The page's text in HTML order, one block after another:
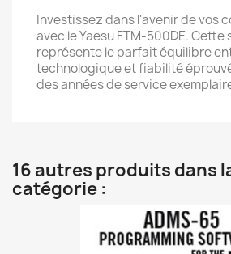
Investissez dans l'avenir de vos
avec le Yaesu FTM-500DE.
représente le parfait équilibre
technologique et fiabilité
des années de service
16 autres produits dans
catégorie :